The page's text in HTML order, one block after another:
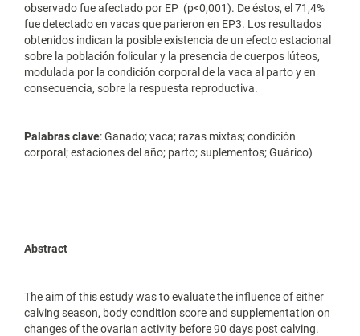
observado fue afectado por EP (p<0,001). De éstos, el 71,4%
fue detectado en vacas que parieron en EP3. Los resultados
obtenidos indican la posible existencia de un efecto estacional
sobre la población folicular y la presencia de cuerpos lúteos,
modulada por la condición corporal de la vaca al parto y en
consecuencia, sobre la respuesta reproductiva.
Palabras clave: Ganado; vaca; razas mixtas; condición
corporal; estaciones del año; parto; suplementos; Guárico)
Abstract
The aim of this estudy was to evaluate the influence of either
calving season, body condition score and supplementation on
changes of the ovarian activity before 90 days post calving.